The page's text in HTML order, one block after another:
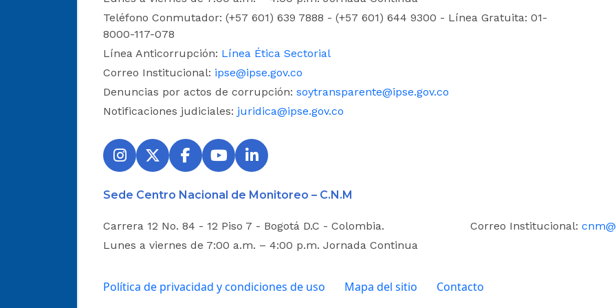
Teléfono Conmutador: (+57 601) 639 7888 - (+57 601) 644 9300 - Línea Gratuita: 01-
8000-117-078
Línea Anticorrupción: Línea Ética Sectorial
Correo Institucional: ipse@ipse.gov.co
Denuncias por actos de corrupción: soytransparente@ipse.gov.co
Notificaciones judiciales: juridica@ipse.gov.co
Sede Centro Nacional de Monitoreo – C.N.M
Carrera 12 No. 84 - 12 Piso 7 - Bogotá D.C - Colombia.
Lunes a viernes de 7:00 a.m. – 4:00 p.m. Jornada Continua
Correo Institucional:
Política de privacidad y condiciones de uso Mapa del sitio Contacto